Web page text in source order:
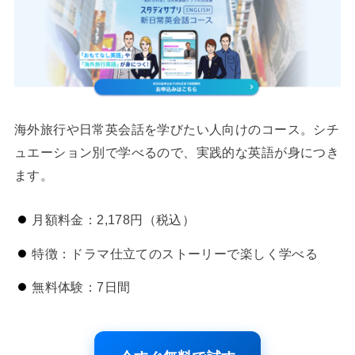
海外旅行や日常英会話を学びたい人向けのコース。シチ
ュエーション別で学べるので、実践的な英語が身につき
ます。
月額料金：2,178円（税込）
特徴：ドラマ仕立てのストーリーで楽しく学べる
無料体験：7日間